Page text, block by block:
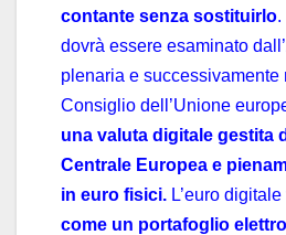
i
d
e
o
contante senza sostituirlo.
dovrà essere esaminato
plenaria e successivamente
Consiglio dell’Unione
una valuta digitale gestita
Centrale Europea e
in euro fisici. L’euro digitale
come un portafoglio